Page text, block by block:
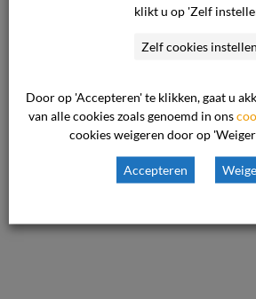
periode diverse vormen van
aangeboden, maar dat geen
Lees verder
12 december 2024
klikt u op 'Zelf
Zelf cookies instellen
Door op 'Accepteren' te klikken, gaat u
van alle cookies zoals genoemd in ons
cookies weigeren door op
Accepteren